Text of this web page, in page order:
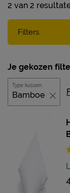
2 van 2
Filters
Je gekozen
Type kussen:
Bamboe